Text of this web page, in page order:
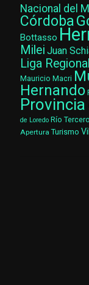
Nacional del
Córdoba
Bottasso
Milei Juan
Liga
Mauricio Macri
Hernando
de Loredo Río Tercero
Apertura Turismo